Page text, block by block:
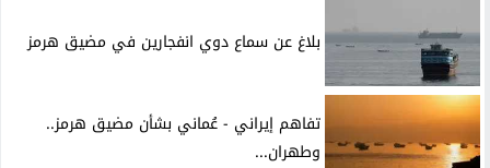
بلاغ عن سماع دوي انفجارين في مضيق هرمز
تفاهم إيراني - عُماني بشأن مضيق هرمز..
وطهران...